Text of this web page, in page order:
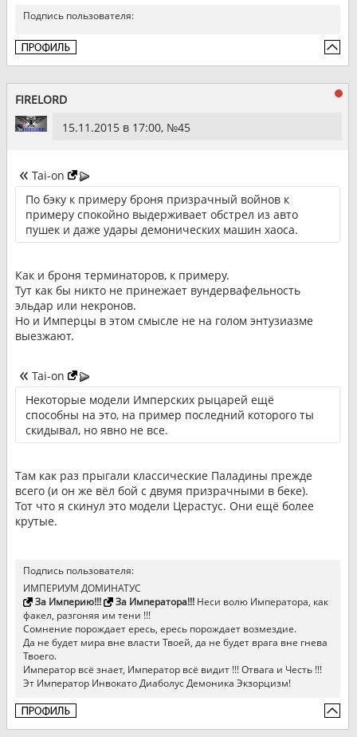
Подпись пользователя:
FIRELORD
15.11.2015 в 17:00, №45
Tai-on
По бэку к примеру броня призрачный войнов к
примеру спокойно выдерживает обстрел из авто
пушек и даже удары демонических машин хаоса.
Как и броня терминаторов, к примеру.
Тут как бы никто не принежает вундервафельность
эльдар или некронов.
Но и Имперцы в этом смысле не на голом энтузиазме
выезжают.
Tai-on
Некоторые модели Имперских рыцарей ещё
способны на это, на пример последний которого ты
скидывал, но явно не все.
Там как раз прыгали классические Паладины прежде
всего (и он же вёл бой с двумя призрачными в беке).
Тот что я скинул это модели Церастус. Они ещё более
крутые.
Подпись пользователя:
ИМПЕРИУМ ДОМИНАТУС
За Империю!!!
За Императора!!!Неси волю Императора, как
факел, разгоняя им тени !!!
Сомнение порождает ересь, ересь порождает возмездие.
Да не будет мира вне власти Твоей, да не будет врага вне гнева
Твоего.
Император всё знает, Император всё видит !!! Отвага и Честь !!!
Эт Император Инвокато Диаболус Демоника Экзорцизм!